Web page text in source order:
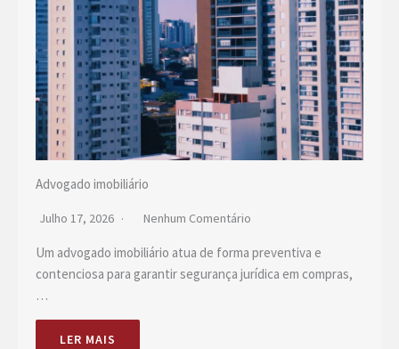
Advogado imobiliário
Julho 17, 2026 Nenhum Comentário
Um advogado imobiliário atua de forma preventiva e
contenciosa para garantir segurança jurídica em compras,
…
LER MAIS